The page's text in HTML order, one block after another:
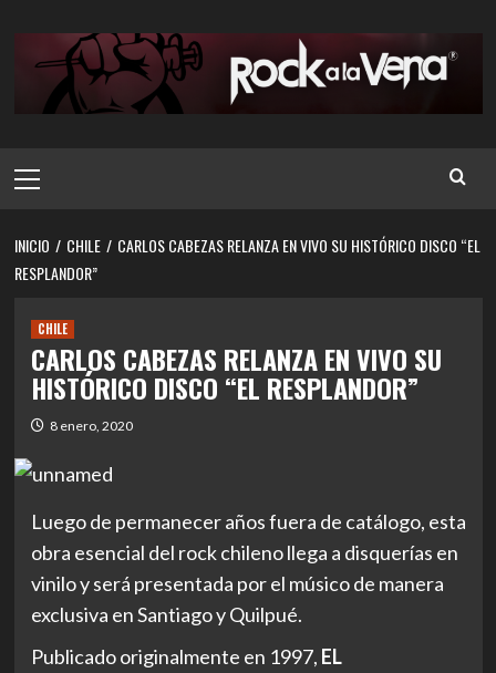
contenido
principal
INICIO CHILE
CARLOS CABEZAS RELANZA EN VIVO SU HISTÓRICO DISCO “EL
RESPLANDOR”
CHILE
CARLOS CABEZAS RELANZA EN VIVO SU
HISTÓRICO DISCO “EL RESPLANDOR”
8 enero, 2020
Luego de permanecer años fuera de catálogo, esta
obra esencial del rock chileno llega a disquerías en
vinilo y será presentada por el músico de manera
exclusiva en Santiago y Quilpué.
Publicado originalmente en 1997, EL